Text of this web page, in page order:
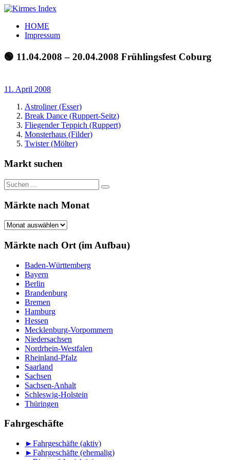
Zum
springen
Kirmes
Index
Tourpläne
der
letzten
HOME
Impressum
🟢 11.04.2008 – 20.04.2008 Frühlingsfest Coburg
11. April 2008
Astroliner (Esser)
Break Dance (Ruppert-Seitz)
Fliegender Teppich (Ruppert)
Monsterhaus (Filder)
Twister (Mölter)
Markt suchen
Suchen
nach:
Suchen
Märkte nach Monat
Märkte
Monat
Märkte nach Ort (im Aufbau)
Baden-Württemberg
Bayern
Berlin
Brandenburg
Bremen
Hamburg
Hessen
Mecklenburg-Vorpommern
Niedersachsen
Nordrhein-Westfalen
Rheinland-Pfalz
Saarland
Sachsen
Sachsen-Anhalt
Schleswig-Holstein
Thüringen
Fahrgeschäfte
►Fahrgeschäfte (aktiv)
►Fahrgeschäfte (ehemalig)